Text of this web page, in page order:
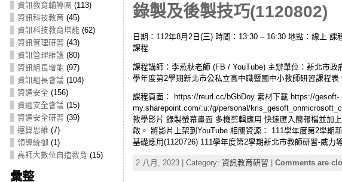
資訊教育輔導團 (113)
資訊科技教育 (45)
資訊科技教育增能(62)
資訊管理研習 (43)
資訊管理維護(80)
資訊組長增能(97)
資訊組長會議 (104)
資通安全 (156)
資通安全會議 (15)
資通安全研習 (39)
運算思維 (7)
領導統御 (1)
高師大數位自造教育 (15)
彙整
錄製及後製技巧(1120802)
日期：112年8月2日(三) 時間：13:30 – 16:30 地點：線上
課程
課程講師：李燕秋老師 (FB / YouTube) 主辦單位：新北市
學年度第2學期新北市公私立高中職暨國中小教師研習課程
課程頁面： https://reurl.cc/bGbDoy 素材下載 https://gesoft-
my.sharepoint.com/:u:/g/personal/
教學影片 錄製螢幕畫面 多機剪輯應用 快速匯入簡報檔並加
啟。 將影片上架到YouTube 相關資源： 111學年度第2學期
基礎應用(1120726) 111學年度第2學期新北市教師研習-威
2 八月, 2023 | Category: 資訊教育研習 Comments are